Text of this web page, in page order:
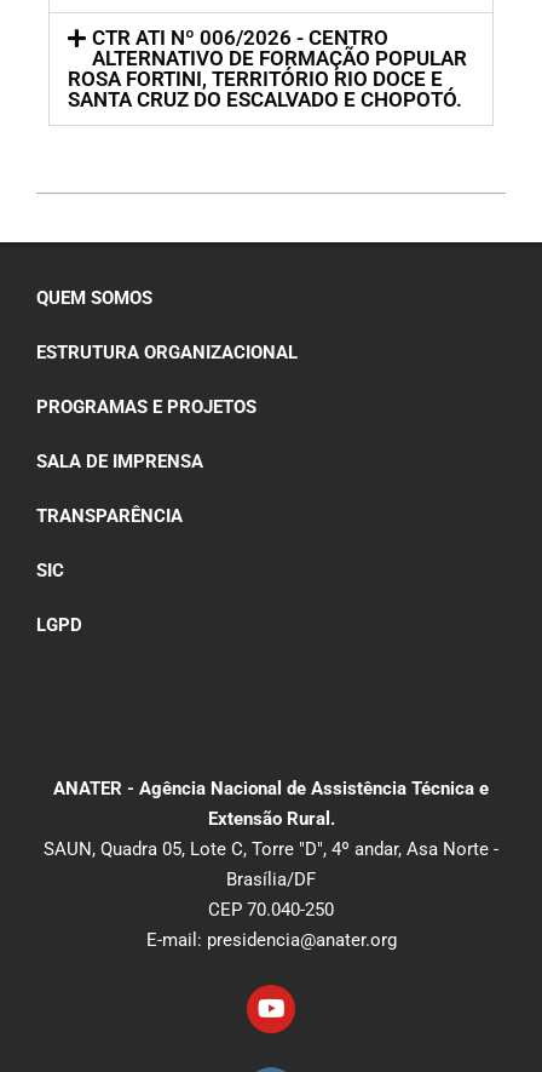
CTR ATI Nº 006/2026 - CENTRO
ALTERNATIVO DE FORMAÇÃO POPULAR
ROSA FORTINI, TERRITÓRIO RIO DOCE E
SANTA CRUZ DO ESCALVADO E CHOPOTÓ.
QUEM SOMOS
ESTRUTURA ORGANIZACIONAL
PROGRAMAS E PROJETOS
SALA DE IMPRENSA
TRANSPARÊNCIA
SIC
LGPD
ANATER - Agência Nacional de Assistência Técnica e
Extensão Rural.
SAUN, Quadra 05, Lote C, Torre "D", 4º andar, Asa Norte -
Brasília/DF
CEP 70.040-250
E-mail: presidencia@anater.org